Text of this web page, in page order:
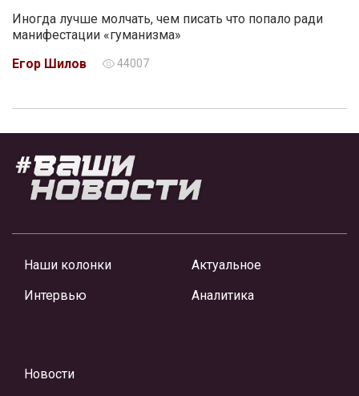
Иногда лучше молчать, чем писать что попало ради
манифестации «гуманизма»
Егор Шилов
44007
Наши колонки
Интервью
Актуальное
Аналитика
Новости